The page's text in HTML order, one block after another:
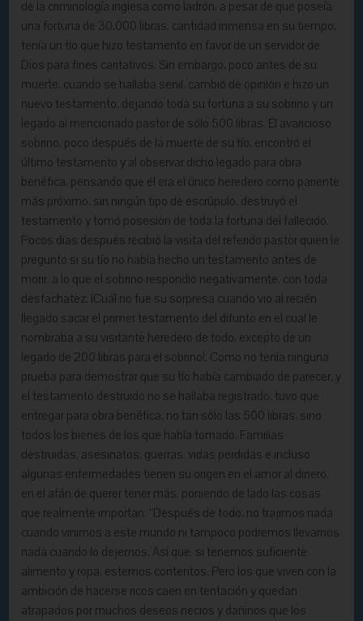
de la criminología inglesa como ladrón, a pesar de que poseía
una fortuna de 30.000 libras, cantidad inmensa en su tiempo,
tenía un tío que hizo testamento en favor de un servidor de
Dios para fines caritativos. Sin embargo, poco antes de su
muerte, cuando se hallaba senil, cambió de opinión e hizo un
nuevo testamento, dejando toda su fortuna a su sobrino y un
legado al mencionado pastor de sólo 500 libras. El avaricioso
sobrino, poco después de la muerte de su tío, encontró el
último testamento y al observar dicho legado para obra
benéfica, pensando que él era el único heredero como pariente
más próximo, sin ningún tipo de escrúpulo, destruyó el
testamento y tomó posesión de toda la fortuna del fallecido.
Pocos días después recibió la visita del referido pastor quien le
preguntó si su tío no había hecho un testamento antes de
morir, a lo que el sobrino respondió negativamente, con toda
desfachatez. ¡Cuál no fue su sorpresa cuando vio al recién
llegado sacar el primer testamento del difunto en el cual le
nombraba a su visitante heredero de todo, excepto de un
legado de 200 libras para el sobrino!. Como no tenía ninguna
prueba para demostrar que su tío había cambiado de parecer, y
el testamento destruido no se hallaba registrado, tuvo que
entregar para obra benéfica, no tan sólo las 500 libras, sino
todos los bienes de los que había tomado. Familias
destruidas, asesinatos, guerras, vidas perdidas e incluso
algunas enfermedades tienen su origen en el amor al dinero,
en el afán de querer tener más, poniendo de lado las cosas
que realmente importan. “Después de todo, no trajimos nada
cuando vinimos a este mundo ni tampoco podremos llevarnos
nada cuando lo dejemos. Así que, si tenemos suficiente
alimento y ropa, estemos contentos. Pero los que viven con la
ambición de hacerse ricos caen en tentación y quedan
atrapados por muchos deseos necios y dañinos que los